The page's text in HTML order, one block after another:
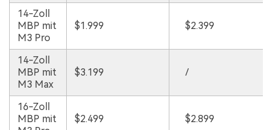
14-Zoll
MBP mit
M3 Pro
$1.999 $2.399
14-Zoll
MBP mit
M3 Max
$3.199 /
16-Zoll
MBP mit
$2.499 $2.899